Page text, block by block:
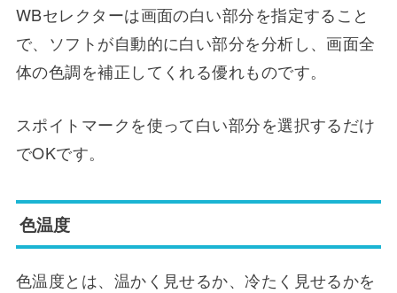
WBセレクターは画面の白い部分を指定すること
で、ソフトが自動的に白い部分を分析し、画面全
体の色調を補正してくれる優れものです。
スポイトマークを使って白い部分を選択するだけ
でOKです。
色温度
色温度とは、温かく見せるか、冷たく見せるかを